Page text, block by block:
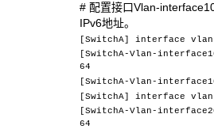
# 配置接口Vlan-
IPv6地址。
[SwitchA] interface
[SwitchA-Vlan-
64
[SwitchA-Vlan-
[SwitchA] interface
[SwitchA-Vlan-
64